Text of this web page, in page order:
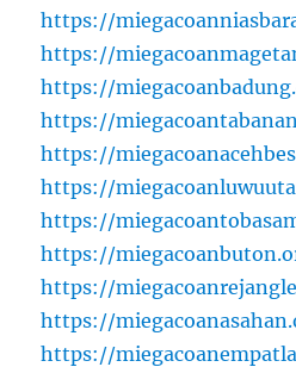
https://
https://
https://
https://
https://
https://
https://
https://
https://
https://
https://